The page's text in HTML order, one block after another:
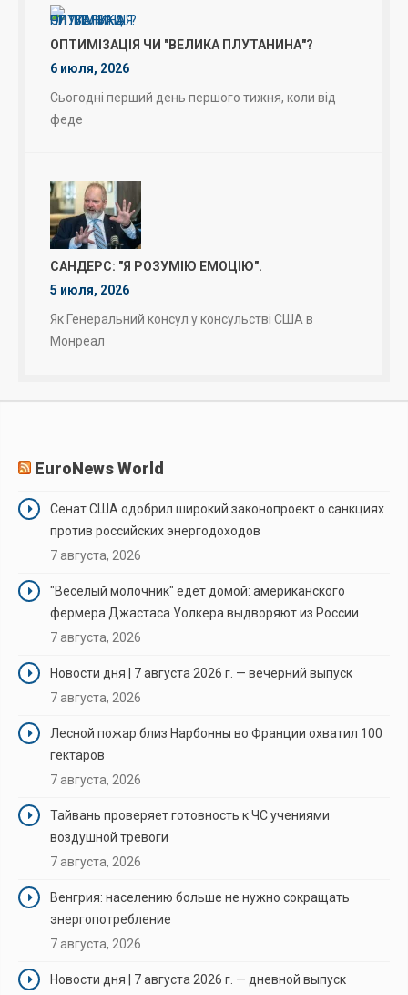
ОПТИМІЗАЦІЯ ЧИ "ВЕЛИКА ПЛУТАНИНА"?
6 июля, 2026
Сьогодні перший день першого тижня, коли від
феде
САНДЕРС: "Я РОЗУМІЮ ЕМОЦІЮ".
5 июля, 2026
Як Генеральний консул у консульстві США в
Монреал
EuroNews World
Сенат США одобрил широкий законопроект о санкциях
против российских энергодоходов
7 августа, 2026
"Веселый молочник" едет домой: американского
фермера Джастаса Уолкера выдворяют из России
7 августа, 2026
Новости дня | 7 августа 2026 г. — вечерний выпуск
7 августа, 2026
Лесной пожар близ Нарбонны во Франции охватил 100
гектаров
7 августа, 2026
Тайвань проверяет готовность к ЧС учениями
воздушной тревоги
7 августа, 2026
Венгрия: населению больше не нужно сокращать
энергопотребление
7 августа, 2026
Новости дня | 7 августа 2026 г. — дневной выпуск